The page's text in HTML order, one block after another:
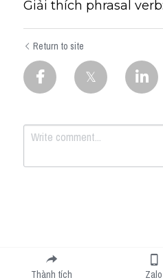
Giải thích phrasal
Return to site
Submit
Thành tích Zalo